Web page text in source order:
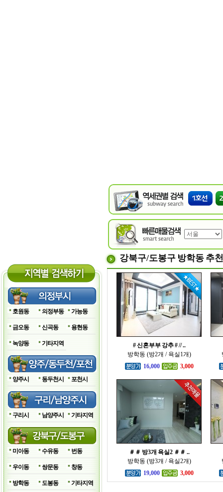
호원동 의정부동 가능동
금오동 신곡동 용현동
녹양동 기타지역
양주시 동두천시 포천시
구리시 남양주시 기타지역
미아동 수유동 번동
우이동 쌍문동 창동
방학동 도봉동 기타지역
강북구/도봉구 방학동 추
# 신혼부부 강추 # // ..
방학동 (방2개 / 욕실1개)
16,000
3,000
＃＃ 방3개 욕실2 ＃＃ ..
방학동 (방3개 / 욕실2개)
19,000
3,000